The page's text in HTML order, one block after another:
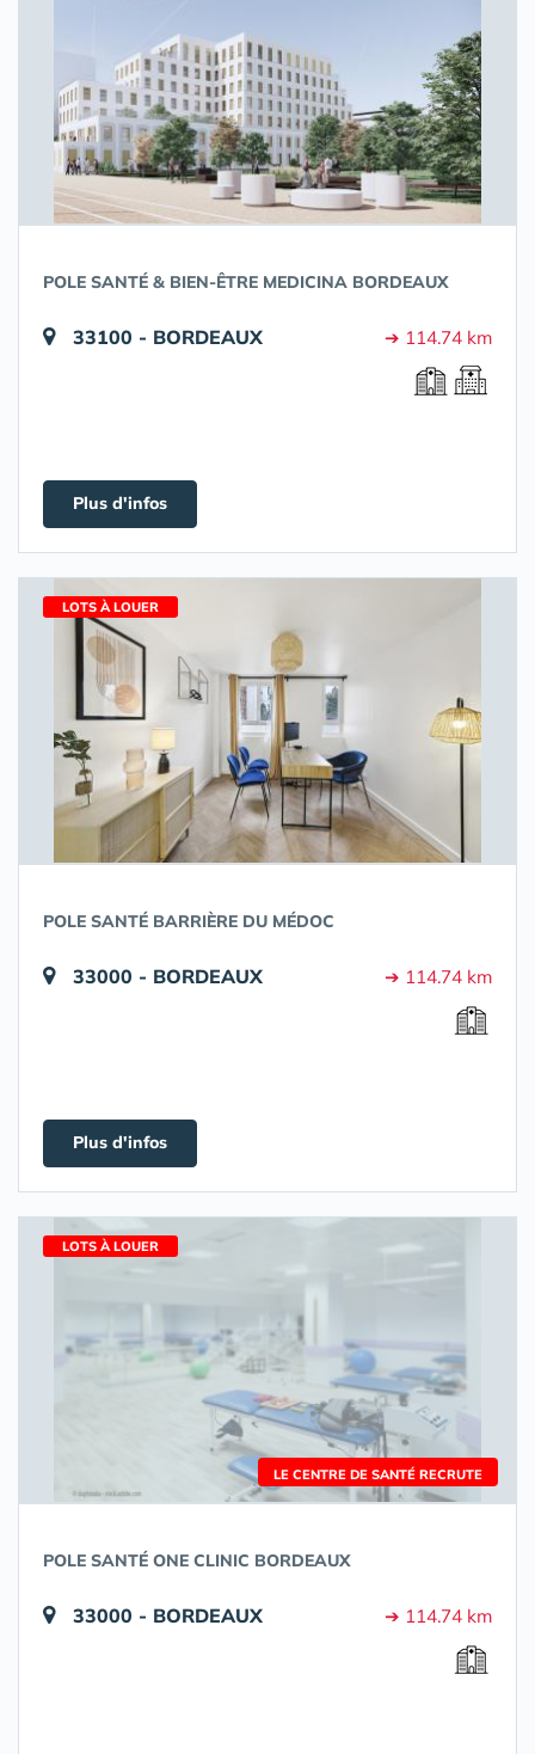
POLE SANTÉ & BIEN-ÊTRE MEDICINA BORDEAUX
33100 - BORDEAUX ➔ 114.74 km
Plus d'infos
LOTS À LOUER
POLE SANTÉ BARRIÈRE DU MÉDOC
33000 - BORDEAUX ➔ 114.74 km
Plus d'infos
LE CENTRE DE SANTÉ RECRUTE
LOTS À LOUER
POLE SANTÉ ONE CLINIC BORDEAUX
33000 - BORDEAUX ➔ 114.74 km